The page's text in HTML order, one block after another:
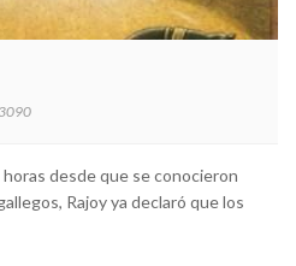
3090
desde que se conocieron
Rajoy ya declaró que los